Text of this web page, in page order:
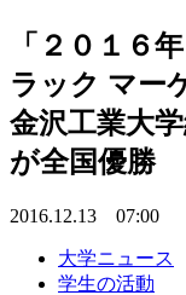
「２０１６
ラック マー
金沢工業大
が全国優勝
2016.12.13 07:00
大学ニュース
学生の活動